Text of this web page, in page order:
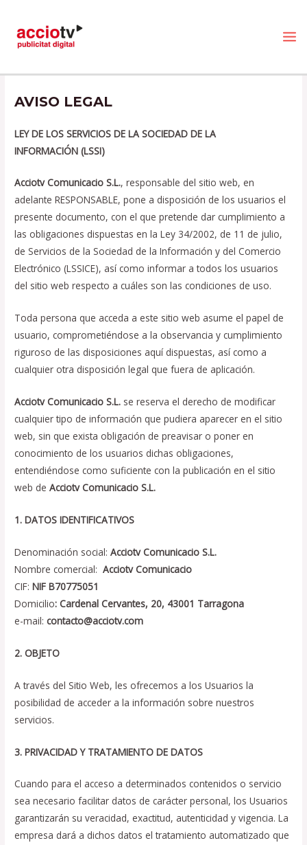
contenido
AVISO LEGAL
AVISO LEGAL
LEY DE LOS SERVICIOS DE LA SOCIEDAD DE LA
INFORMACIÓN (LSSI)
Acciotv Comunicacio S.L., responsable del sitio web, en
adelante RESPONSABLE, pone a disposición de los usuarios el
presente documento, con el que pretende dar cumplimiento a
las obligaciones dispuestas en la Ley 34/2002, de 11 de julio,
de Servicios de la Sociedad de la Información y del Comercio
Electrónico (LSSICE), así como informar a todos los usuarios
del sitio web respecto a cuáles son las condiciones de uso.
Toda persona que acceda a este sitio web asume el papel de
usuario, comprometiéndose a la observancia y cumplimiento
riguroso de las disposiciones aquí dispuestas, así como a
cualquier otra disposición legal que fuera de aplicación.
Acciotv Comunicacio S.L. se reserva el derecho de modificar
cualquier tipo de información que pudiera aparecer en el sitio
web, sin que exista obligación de preavisar o poner en
conocimiento de los usuarios dichas obligaciones,
entendiéndose como suficiente con la publicación en el sitio
web deAcciotv Comunicacio S.L.
1. DATOS IDENTIFICATIVOS
Denominación social:Acciotv Comunicacio S.L.
Nombre comercial:Acciotv Comunicacio
CIF:NIF B70775051
Domicilio: Cardenal Cervantes, 20, 43001 Tarragona
e-mail: contacto@acciotv.com
2. OBJETO
A través del Sitio Web, les ofrecemos a los Usuarios la
posibilidad de acceder a la información sobre nuestros
servicios.
3. PRIVACIDAD Y TRATAMIENTO DE DATOS
Cuando para el acceso a determinados contenidos o servicio
sea necesario facilitar datos de carácter personal, los Usuarios
garantizarán su veracidad, exactitud, autenticidad y vigencia. La
empresa dará a dichos datos el tratamiento automatizado que